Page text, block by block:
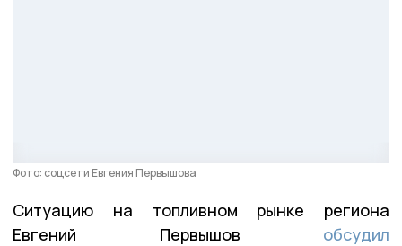
Фото: соцсети Евгения Первышова
Ситуацию на топливном рынке региона
Евгений Первышов обсудил